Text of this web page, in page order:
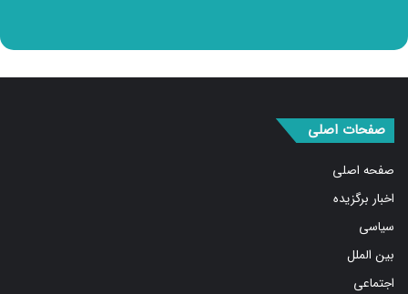
صفحات اصلی
صفحه اصلی
اخبار برگزیده
سیاسی
بین الملل
اجتماعی